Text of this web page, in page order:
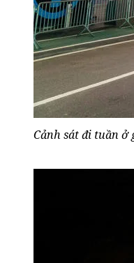
Cảnh sát đi tuần